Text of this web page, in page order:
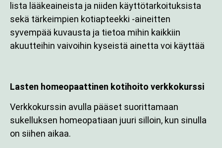
lista lääkeaineista ja niiden käyttötarkoituksista
sekä tärkeimpien kotiapteekki -aineitten
syvempää kuvausta ja tietoa mihin kaikkiin
akuutteihin vaivoihin kyseistä ainetta voi käyttää
Lasten homeopaattinen kotihoito verkkokurssi
Verkkokurssin avulla pääset suorittamaan
sukelluksen homeopatiaan juuri silloin, kun sinulla
on siihen aikaa.